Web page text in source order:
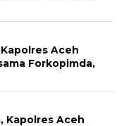
Aceh
Forkopimda,
Kapolres Aceh